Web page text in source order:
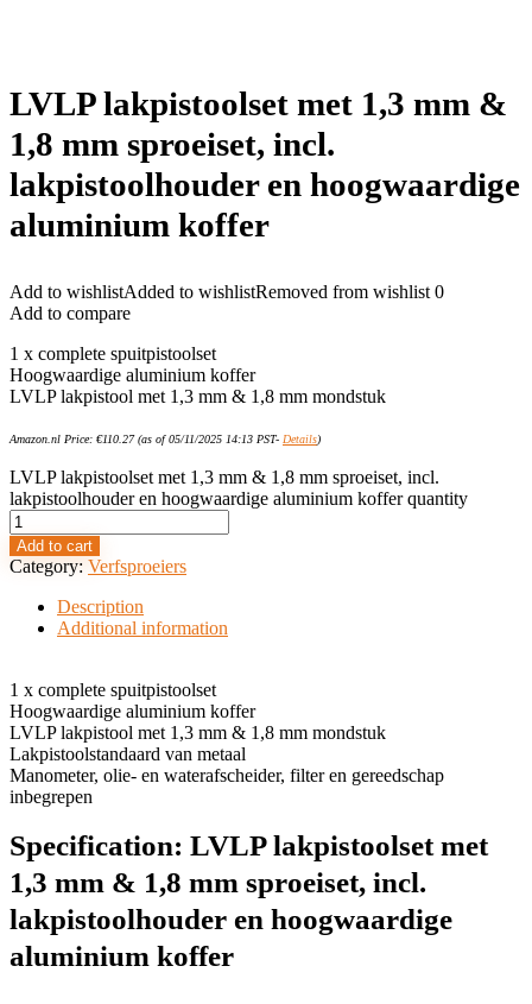
LVLP lakpistoolset met 1,3 mm &
1,8 mm sproeiset, incl.
lakpistoolhouder en hoogwaardige
aluminium koffer
Add to wishlistAdded to wishlistRemoved from wishlist 0
Add to compare
1 x complete spuitpistoolset
Hoogwaardige aluminium koffer
LVLP lakpistool met 1,3 mm & 1,8 mm mondstuk
Amazon.nl Price: €110.27(as of 05/11/2025 14:13 PST- Details)
LVLP lakpistoolset met 1,3 mm & 1,8 mm sproeiset, incl.
lakpistoolhouder en hoogwaardige aluminium koffer quantity
Add to cart
Category: Verfsproeiers
Description
Additional information
1 x complete spuitpistoolset
Hoogwaardige aluminium koffer
LVLP lakpistool met 1,3 mm & 1,8 mm mondstuk
Lakpistoolstandaard van metaal
Manometer, olie- en waterafscheider, filter en gereedschap
inbegrepen
Specification: LVLP lakpistoolset met
1,3 mm & 1,8 mm sproeiset, incl.
lakpistoolhouder en hoogwaardige
aluminium koffer